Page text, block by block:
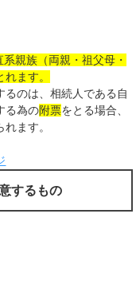
親族（両親・祖父母・
ます。
のは、相続人である自
る為の附票をとる場合、
ます。
するもの